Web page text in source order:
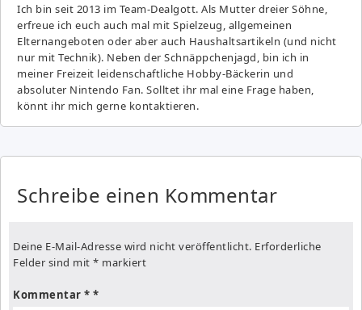
Ich bin seit 2013 im Team-Dealgott. Als Mutter dreier Söhne,
erfreue ich euch auch mal mit Spielzeug, allgemeinen
Elternangeboten oder aber auch Haushaltsartikeln (und nicht
nur mit Technik). Neben der Schnäppchenjagd, bin ich in
meiner Freizeit leidenschaftliche Hobby-Bäckerin und
absoluter Nintendo Fan. Solltet ihr mal eine Frage haben,
könnt ihr mich gerne kontaktieren.
Schreibe einen Kommentar
Deine E-Mail-Adresse wird nicht veröffentlicht. Erforderliche
Felder sind mit * markiert
Kommentar *